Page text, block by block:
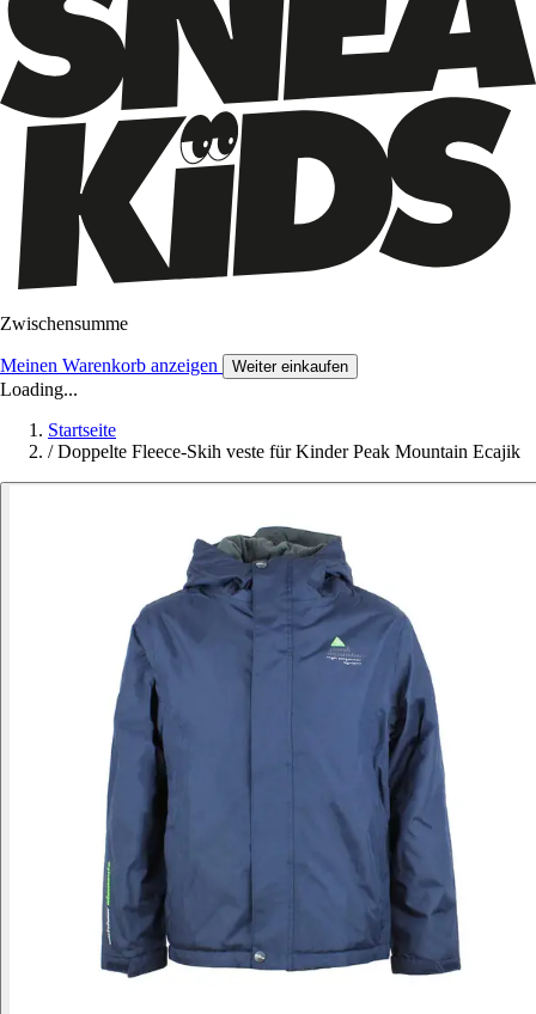
Zwischensumme
Meinen Warenkorb anzeigen Weiter einkaufen
Loading...
Startseite
/ Doppelte Fleece-Skih veste für Kinder Peak Mountain Ecajik